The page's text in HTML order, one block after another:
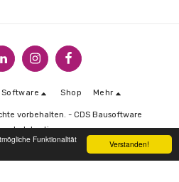
Verstanden!
Funktionalität
Software Shop Mehr
vorbehalten. - CDS Bausoftware